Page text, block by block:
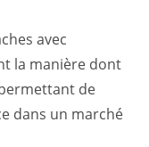
avec
la manière dont
de
dans un marché